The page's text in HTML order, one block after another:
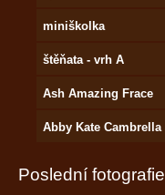
miniškolka
štěňata - vrh A
Ash Amazing Frace
Abby Kate Cambrella
Poslední fotografie